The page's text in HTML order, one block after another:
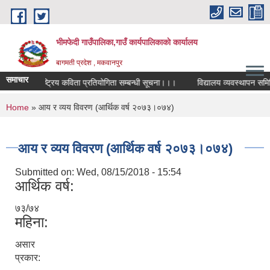
Skip to main content
भीमफेदी गाउँपालिका,गाउँ कार्यपालिकाकाे कार्यालय
बागमती प्रदेश , मकवानपुर
समाचारराष्ट्रिय कविता प्रतियोगिता सम्बन्धी सूचना।।। विद्यालय व्यवस्थापन
You are here
Home » आय र व्यय विवरण (आर्थिक वर्ष २०७३।०७४)
आय र व्यय विवरण (आर्थिक वर्ष २०७३।०७४)
Submitted on: Wed, 08/15/2018 - 15:54
आर्थिक वर्ष:
७३/७४
महिना:
असार
प्रकार: